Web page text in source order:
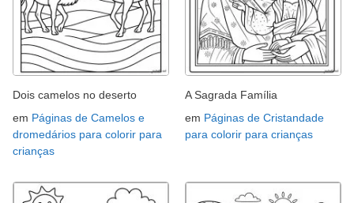
Dois camelos no deserto
em Páginas de Camelos e
dromedários para colorir para
crianças
A Sagrada Família
em Páginas de Cristandade
para colorir para crianças